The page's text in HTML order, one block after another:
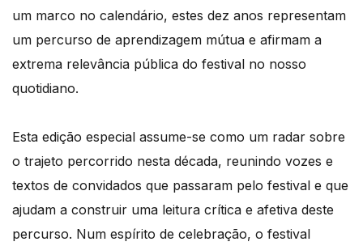
um marco no calendário, estes dez anos representam
um percurso de aprendizagem mútua e afirmam a
extrema relevância pública do festival no nosso
quotidiano.
Esta edição especial assume-se como um radar sobre
o trajeto percorrido nesta década, reunindo vozes e
textos de convidados que passaram pelo festival e que
ajudam a construir uma leitura crítica e afetiva deste
percurso. Num espírito de celebração, o festival